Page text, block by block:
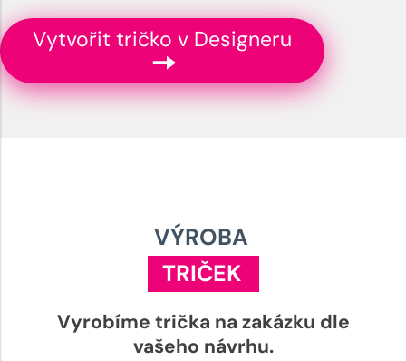
VÝROBA
TRIČEK
Vyrobíme trička na zakázku dle
vašeho návrhu.